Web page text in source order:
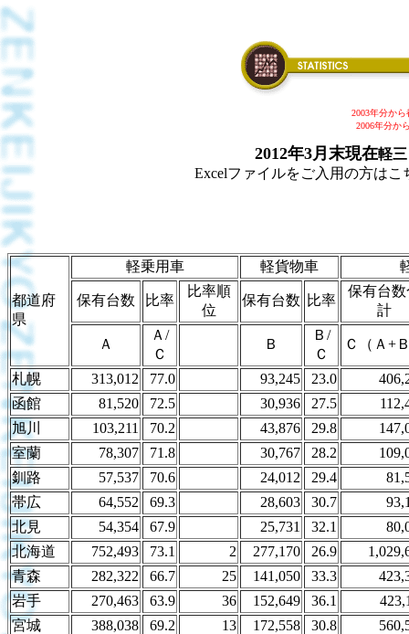
2003年分か
2006年分か
2012年3月末現在軽
Excelファイルをご入用の方はこ
都道府
県
軽乗用車 軽貨物車
保有台数 比率
比率順
位
保有台数 比率
保有台数
計
Ａ
Ａ/
Ｃ
Ｂ
Ｂ/
Ｃ
Ｃ（Ａ+
札幌 313,012 77.0 93,245 23.0
函館
81,520 72.5 30,936 27.5
旭川
103,211 70.2 43,876 29.8
室蘭
78,307 71.8 30,767 28.2
釧路
57,537 70.6 24,012 29.4
帯広
64,552 69.3 28,603 30.7
北見
54,354 67.9 25,731 32.1
北海道
752,493 73.1 2 277,170 26.9
青森
282,322 66.7 25 141,050 33.3
岩手
270,463 63.9 36 152,649 36.1
宮城
388,038 69.2 13 172,558 30.8